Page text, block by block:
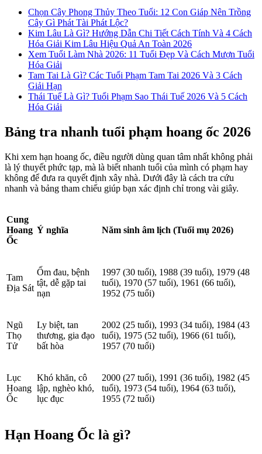
Chọn Cây Phong Thủy Theo Tuổi: 12 Con Giáp Nên Trồng
Cây Gì Phát Tài Phát Lộc?
Kim Lâu Là Gì? Hướng Dẫn Chi Tiết Cách Tính Và 4 Cách
Hóa Giải Kim Lâu Hiệu Quả An Toàn 2026
Xem Tuổi Làm Nhà 2026: 11 Tuổi Đẹp Và Cách Mượn Tuổi
Hóa Giải
Tam Tai Là Gì? Các Tuổi Phạm Tam Tai 2026 Và 3 Cách
Giải Hạn
Thái Tuế Là Gì? Tuổi Phạm Sao Thái Tuế 2026 Và 5 Cách
Hóa Giải
Bảng tra nhanh tuổi phạm hoang ốc 2026
Khi xem hạn hoang ốc, điều người dùng quan tâm nhất không phải
là lý thuyết phức tạp, mà là biết nhanh tuổi của mình có phạm hay
không để đưa ra quyết định xây nhà. Dưới đây là cách tra cứu
nhanh và bảng tham chiếu giúp bạn xác định chỉ trong vài giây.
Cung
Hoang
Ốc
Ý nghĩa Năm sinh âm lịch (Tuổi mụ 2026)
Tam
Địa Sát
Ốm đau, bệnh
tật, dễ gặp tai
nạn
1997 (30 tuổi), 1988 (39 tuổi), 1979 (48
tuổi), 1970 (57 tuổi), 1961 (66 tuổi),
1952 (75 tuổi)
Ngũ
Thọ
Tử
Ly biệt, tan
thương, gia đạo
bất hòa
2002 (25 tuổi), 1993 (34 tuổi), 1984 (43
tuổi), 1975 (52 tuổi), 1966 (61 tuổi),
1957 (70 tuổi)
Lục
Hoang
Ốc
Khó khăn, cô
lập, nghèo khó,
lục đục
2000 (27 tuổi), 1991 (36 tuổi), 1982 (45
tuổi), 1973 (54 tuổi), 1964 (63 tuổi),
1955 (72 tuổi)
Hạn Hoang Ốc là gì?